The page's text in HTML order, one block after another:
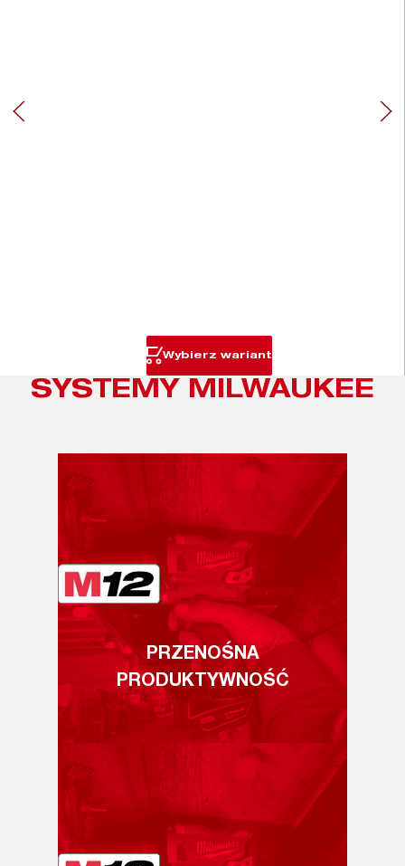
Wybierz wariant
SYSTEMY MILWAUKEE
PRZENOŚNA
PRODUKTYWNOŚĆ